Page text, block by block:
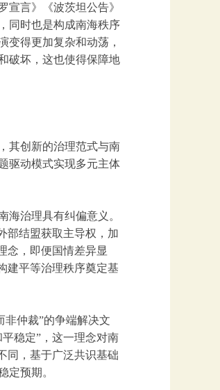
宣言》《波茨坦公告》
同时也是构成南海秩序
变得更加复杂和动荡，
破坏，这也使得保障地
其创新的治理范式与南
驱动模式实现多元主体
治理具有纠偏意义。
部结盟获取主导权，加
念，即便国情差异显
建平等治理秩序奠定基
非仲裁”的争端解决文
稳定”，这一理念对南
同，基于广泛共识基础
定预期。